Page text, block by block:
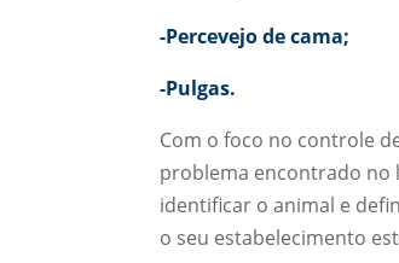
-Percevejo de cama;
-Pulgas.
Com o foco no controle
problema encontrado no
identificar o animal e
o seu estabelecimento